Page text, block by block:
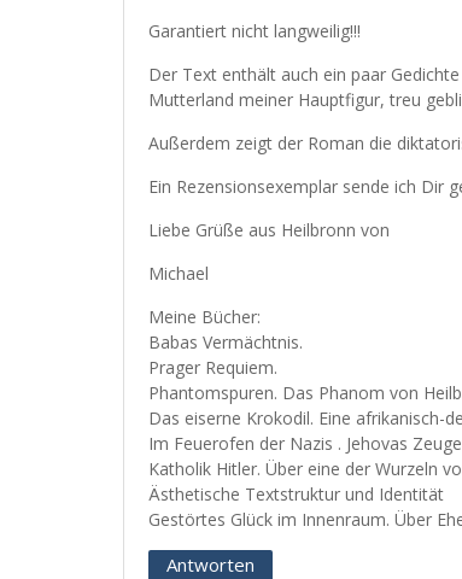
Garantiert nicht langweilig!!!
Der Text enthält auch ein paar
Mutterland meiner Hauptfigur, treu
Außerdem zeigt der Roman die
Ein Rezensionsexemplar sende ich Dir
Liebe Grüße aus Heilbronn von
Michael
Meine Bücher:
Babas Vermächtnis.
Prager Requiem.
Phantomspuren. Das Phanom von
Das eiserne Krokodil. Eine afrikanisch-
Im Feuerofen der Nazis . Jehovas
Katholik Hitler. Über eine der Wurzeln
Ästhetische Textstruktur und Identität
Gestörtes Glück im Innenraum. Über
Antworten